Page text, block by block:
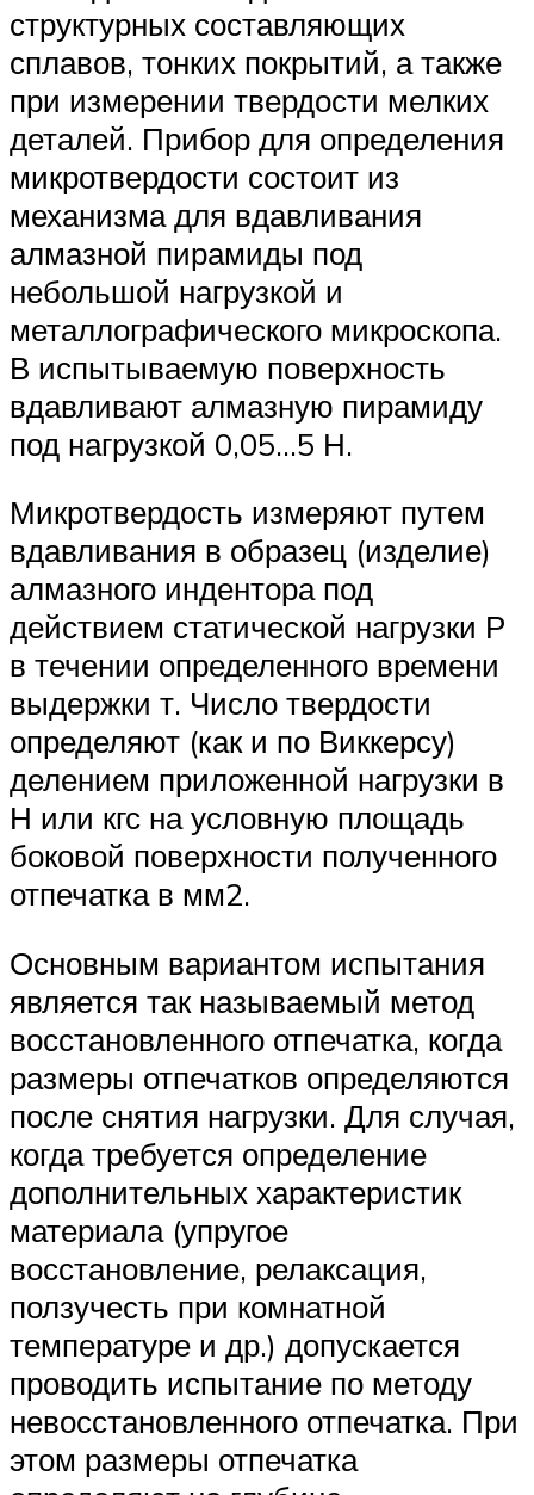
структурных составляющих
сплавов, тонких покрытий, а также
при из­мерении твердости мелких
деталей. Прибор для определения
микротвердости состоит из
механизма для вдавливания
алмазной пи­рамиды под
небольшой нагрузкой и
металлографического микроскопа.
В испытываемую поверхность
вдавливают алмазную пира­миду
под нагрузкой 0,05…5 Н.
Микротвердость измеряют путем
вдавливания в образец (изделие)
алмазного индентора под
действием статической нагрузки Р
в течении определенного времени
выдержки т. Число твердости
определяют (как и по Виккерсу)
делением приложенной нагрузки в
Н или кгс на условную площадь
боковой поверхности полученного
отпечатка в мм2.
Основным вариантом испытания
является так называемый метод
восстановленного отпечатка, когда
размеры отпечатков определяются
после снятия нагрузки. Для случая,
когда требуется определение
дополнительных характеристик
материала (упругое
восстановление, релаксация,
ползучесть при комнатной
температуре и др.) допускается
проводить испытание по методу
невосстановленного отпечатка. При
этом размеры отпечатка